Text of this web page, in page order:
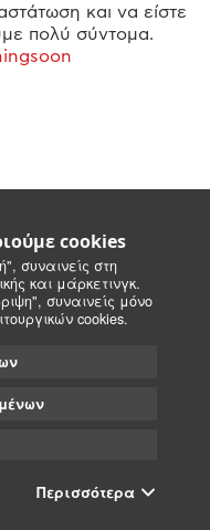
cookies
συναινείς στη
και μάρκετινγκ.
συναινείς μόνο
cookies.
Περισσότερα
και να είστε
πολύ σύντομα.